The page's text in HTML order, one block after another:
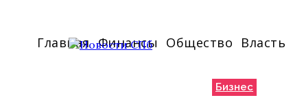
Главная Финансы Общество Власть
Бизнес